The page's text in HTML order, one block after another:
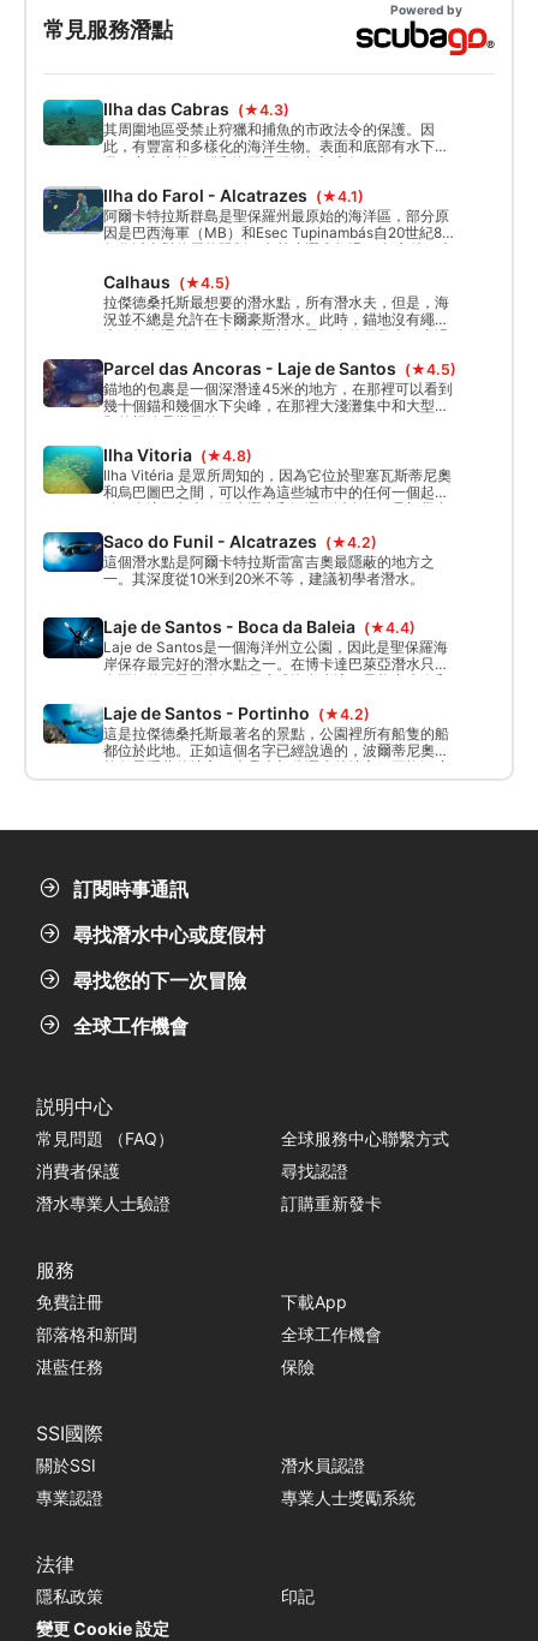
常見服務潛點
Powered by
Ilha das Cabras (★4.3)
其周圍地區受禁止狩獵和捕魚的市政法令的保護。因
此，有豐富和多樣化的海洋生物。表面和底部有水下電
纜，卡車底盤，錨和海王星雕像標記良好。
Ilha do Farol - Alcatrazes (★4.1)
阿爾卡特拉斯群島是聖保羅州最原始的海洋區，部分原
因是巴西海軍（MB）和Esec Tupinambás自20世紀80
年代以來對使用的限制。在禁止潛水超過30年之後，水
Calhaus (★4.5)
拉傑德桑托斯最想要的潛水點，所有潛水夫，但是，海
況並不總是允許在卡爾豪斯潛水。此時，錨地沒有繩
索，船在運動，巨大的步驟被給予。真的很興奮！穿過
Parcel das Ancoras - Laje de Santos (★4.5)
錨地的包裹是一個深潛達45米的地方，在那裡可以看到
幾十個錨和幾個水下尖峰，在那裡大淺灘集中和大型魚
類的視線是常見的。
Ilha Vitoria (★4.8)
Ilha Vitéria 是眾所周知的，因為它位於聖塞瓦斯蒂尼奧
和烏巴圖巴之間，可以作為這些城市中的任何一個起
點。在這個島上，淺水潛水和深潛可以進行，是初學者
Saco do Funil - Alcatrazes (★4.2)
這個潛水點是阿爾卡特拉斯雷富吉奧最隱蔽的地方之
一。其深度從10米到20米不等，建議初學者潛水。
Laje de Santos - Boca da Baleia (★4.4)
Laje de Santos是一個海洋州立公園，因此是聖保羅海
岸保存最完好的潛水點之一。在博卡達巴萊亞潛水只能
在平靜的日子里進行，很少或沒有水流，只能由先進和
Laje de Santos - Portinho (★4.2)
這是拉傑德桑托斯最著名的景點，公園裡所有船隻的船
都位於此地。正如這個名字已經說過的，波爾蒂尼奧是
拉傑最隱蔽的地方，也是大部分潛水的地方。平均深度
為20米。
訂閱時事通訊
尋找潛水中心或度假村
尋找您的下一次冒險
全球工作機會
説明中心
常見問題 （FAQ）
全球服務中心聯繫方式
消費者保護
尋找認證
潛水專業人士驗證
訂購重新發卡
服務
免費註冊
下載App
部落格和新聞
全球工作機會
湛藍任務
保險
SSI國際
關於SSI
潛水員認證
專業認證
專業人士獎勵系統
法律
隱私政策
印記
變更 Cookie 設定